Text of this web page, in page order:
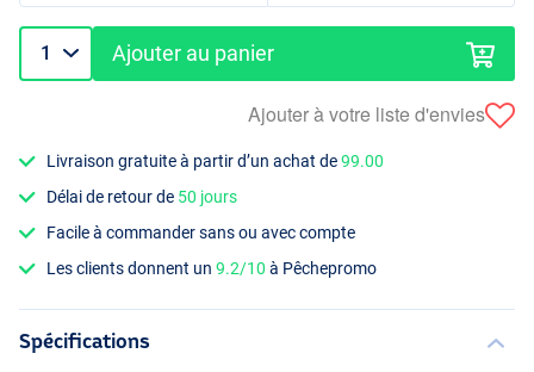
Ajouter au panier
Ajouter à votre liste d'envies
Livraison gratuite à partir d’un achat de99.00
Délai de retour de 50 jours
Facile à commander sans ou avec compte
Les clients donnent un9.2/10 à Pêchepromo
Spécifications